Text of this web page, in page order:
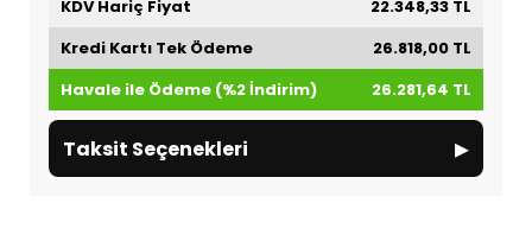
KDV Hariç Fiyat
22.348,33 TL
Kredi Kartı Tek Ödeme
26.818,00 TL
Havale ile Ödeme (%2 İndirim)
26.281,64 TL
Taksit Seçenekleri ▸